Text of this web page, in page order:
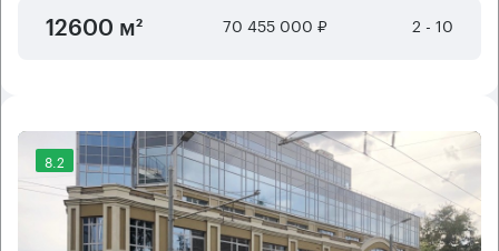
12600 м² 70 455 000 ₽ 2 - 10
8.2